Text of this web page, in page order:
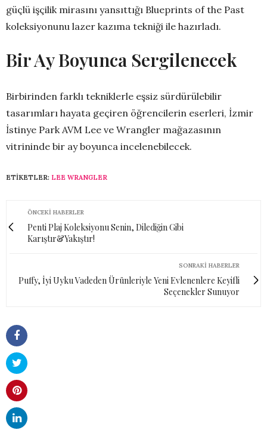
güçlü işçilik mirasını yansıttığı Blueprints of the Past
koleksiyonunu lazer kazıma tekniği ile hazırladı.
Bir Ay Boyunca Sergilenecek
Birbirinden farklı tekniklerle eşsiz sürdürülebilir
tasarımları hayata geçiren öğrencilerin eserleri, İzmir
İstinye Park AVM Lee ve Wrangler mağazasının
vitrininde bir ay boyunca incelenebilecek.
ETIKETLER: LEE WRANGLER
ÖNCEKI HABERLER
Penti Plaj Koleksiyonu Senin, Dilediğin Gibi
Karıştır&Yakıştır!
SONRAKI HABERLER
Puffy, İyi Uyku Vadeden Ürünleriyle Yeni Evlenenlere Keyifli
Seçenekler Sunuyor